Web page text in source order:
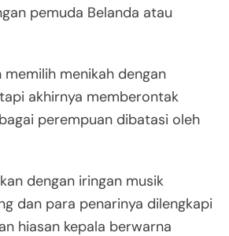
pemuda Belanda atau
memilih menikah dengan
akhirnya memberontak
perempuan dibatasi oleh
dengan iringan musik
dan para penarinya dilengkapi
hiasan kepala berwarna